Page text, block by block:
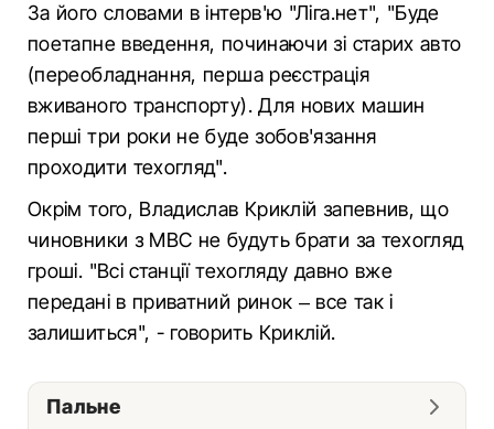
За його словами в інтерв'ю "Ліга.нет", "Буде
поетапне введення, починаючи зі старих авто
(переобладнання, перша реєстрація
вживаного транспорту). Для нових машин
перші три роки не буде зобов'язання
проходити техогляд".
Окрім того, Владислав Криклій запевнив, що
чиновники з МВС не будуть брати за техогляд
гроші. "Всі станції техогляду давно вже
передані в приватний ринок – все так і
залишиться", - говорить Криклій.
Пальне